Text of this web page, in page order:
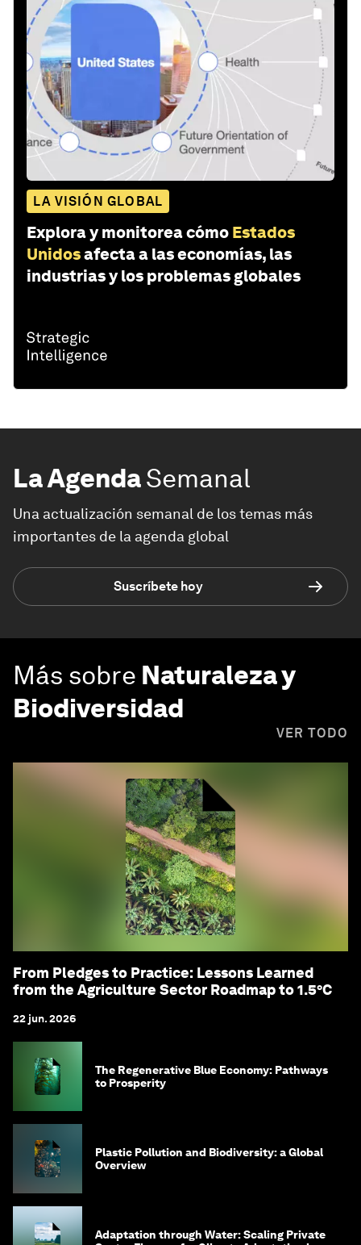
LA VISIÓN GLOBAL
Explora y monitorea cómo Estados
Unidosafecta a las economías, las
industrias y los problemas globales
La AgendaSemanal
Una actualización semanal de los temas más
importantes de la agenda global
Suscríbete hoy
Más sobre Naturaleza y
Biodiversidad
VER TODO
From Pledges to Practice: Lessons Learned
from the Agriculture Sector Roadmap to 1.5°C
22 jun. 2026
The Regenerative Blue Economy: Pathways
to Prosperity
Plastic Pollution and Biodiversity: a Global
Overview
Adaptation through Water: Scaling Private